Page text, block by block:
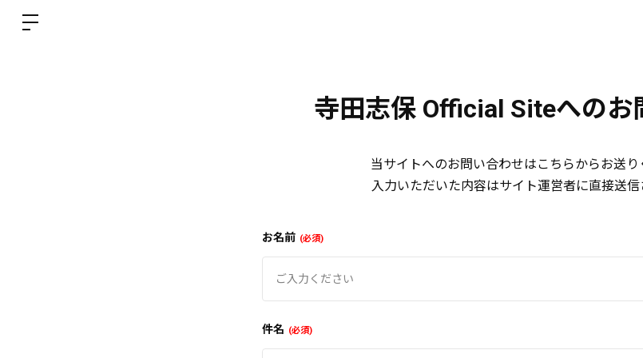
寺田志保 Official Siteへのお
当サイトへのお問い合わせはこちらからお送り
入力いただいた内容はサイト運営者に直接送信
お名前 必須
件名 必須